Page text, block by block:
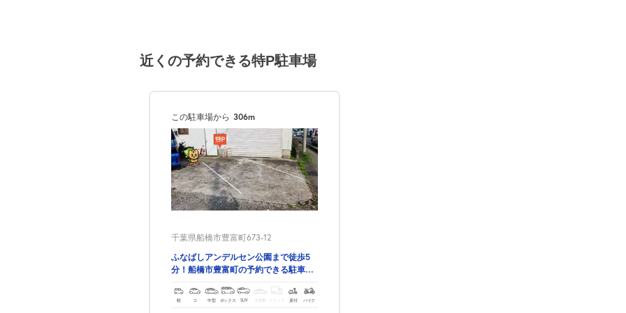
近くの予約できる特P駐車場
この駐車場から 306m
千葉県船橋市豊富町673-12
ふなばしアンデルセン公園まで徒歩5
分！船橋市豊富町の予約できる駐車
軽 コ 中型 ボックス SUV トラック 原付 バイク